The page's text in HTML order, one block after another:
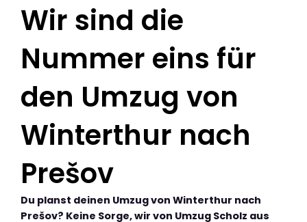
Wir sind die
Nummer eins für
den Umzug von
Winterthur nach
Prešov
Du planst deinen Umzug von Winterthur nach
Prešov? Keine Sorge, wir von Umzug Scholz aus